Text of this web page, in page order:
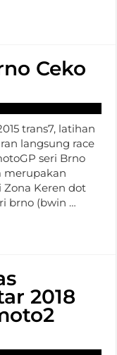
Ceko
trans7, latihan
langsung race
seri Brno
merupakan
Zona Keren dot
brno (bwin …
2018